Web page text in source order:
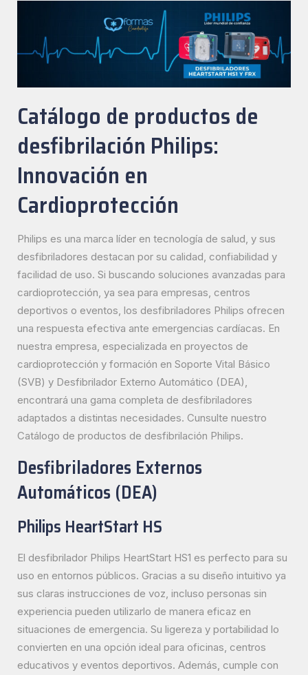
Catálogo de productos de
desfibrilación Philips:
Innovación en
Cardioprotección
Philips es una marca líder en tecnología de salud, y sus
desfibriladores destacan por su calidad, confiabilidad y
facilidad de uso. Si buscando soluciones avanzadas para
cardioprotección, ya sea para empresas, centros
deportivos o eventos, los desfibriladores Philips ofrecen
una respuesta efectiva ante emergencias cardíacas. En
nuestra empresa, especializada en proyectos de
cardioprotección y formación en Soporte Vital Básico
(SVB) y Desfibrilador Externo Automático (DEA),
encontrará una gama completa de desfibriladores
adaptados a distintas necesidades. Cunsulte nuestro
Catálogo de productos de desfibrilación Philips.
Desfibriladores Externos
Automáticos (DEA)
Philips HeartStart HS
El desfibrilador Philips HeartStart HS1 es perfecto para su
uso en entornos públicos. Gracias a su diseño intuitivo ya
sus claras instrucciones de voz, incluso personas sin
experiencia pueden utilizarlo de manera eficaz en
situaciones de emergencia. Su ligereza y portabilidad lo
convierten en una opción ideal para oficinas, centros
educativos y eventos deportivos. Además, cumple con